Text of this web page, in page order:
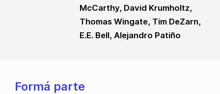
McCarthy, David Krumholtz,
Thomas Wingate, Tim DeZarn,
E.E. Bell, Alejandro Patiño
Formá parte